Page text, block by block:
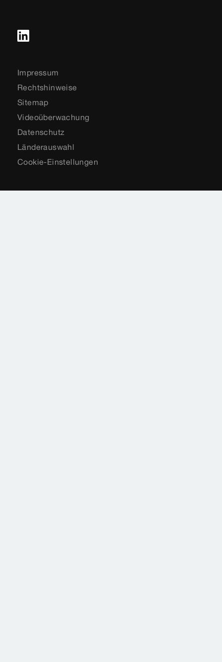
Impressum
Rechtshinweise
Sitemap
Videoüberwachung
Datenschutz
Länderauswahl
Cookie-Einstellungen